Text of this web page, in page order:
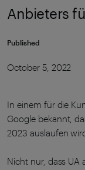
Anbieters
Published
October 5, 2022
In einem für die
Google bekannt,
2023 auslaufen
Nicht nur, dass UA